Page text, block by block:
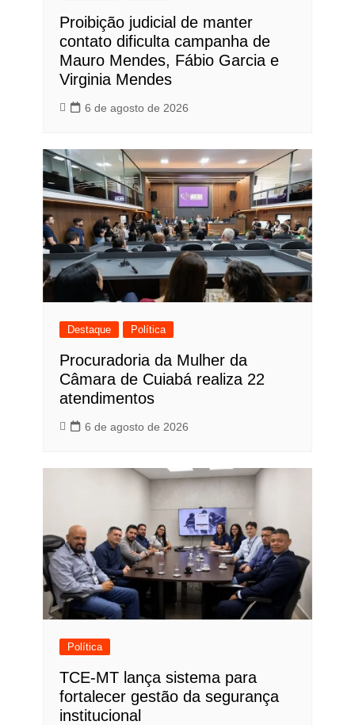
Proibição judicial de manter
contato dificulta campanha de
Mauro Mendes, Fábio Garcia e
Virginia Mendes
6 de agosto de 2026
Destaque Política
Procuradoria da Mulher da
Câmara de Cuiabá realiza 22
atendimentos
6 de agosto de 2026
Política
TCE-MT lança sistema para
fortalecer gestão da segurança
institucional